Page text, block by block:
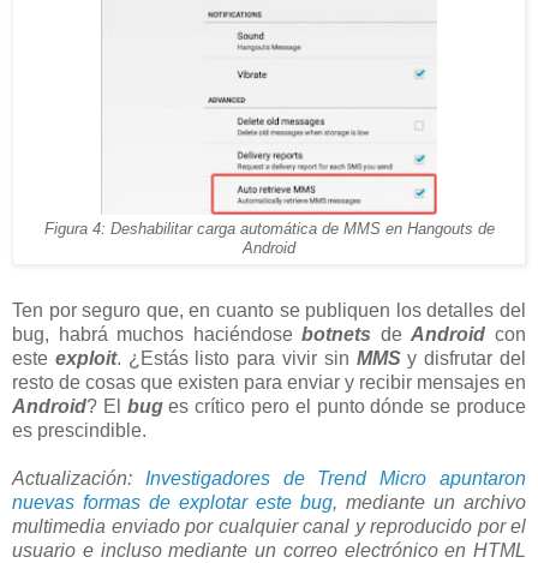
Figura 4: Deshabilitar carga automática de MMS en Hangouts de
Android
Ten por seguro que, en cuanto se publiquen los detalles del
bug, habrá muchos haciéndosebotnets deAndroid con
este exploit. ¿Estás listo para vivir sin MMSy disfrutar del
resto de cosas que existen para enviar y recibir mensajes en
Android? El buges crítico pero el punto dónde se produce
es prescindible.
Actualización: Investigadores de Trend Micro apuntaron
nuevas formas de explotar este bug, mediante un archivo
multimedia enviado por cualquier canal y reproducido por el
usuario e incluso mediante un correo electrónico en HTML